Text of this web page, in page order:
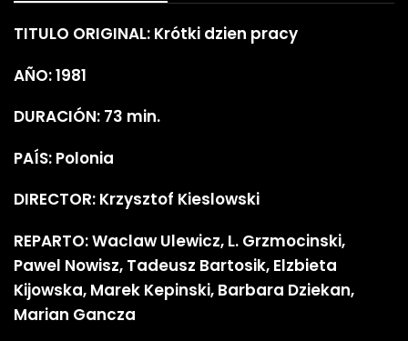
TITULO ORIGINAL: Krótki dzien pracy
AÑO: 1981
DURACIÓN: 73 min.
PAÍS: Polonia
DIRECTOR: Krzysztof Kieslowski
REPARTO: Waclaw Ulewicz, L. Grzmocinski,
Pawel Nowisz, Tadeusz Bartosik, Elzbieta
Kijowska, Marek Kepinski, Barbara Dziekan,
Marian Gancza